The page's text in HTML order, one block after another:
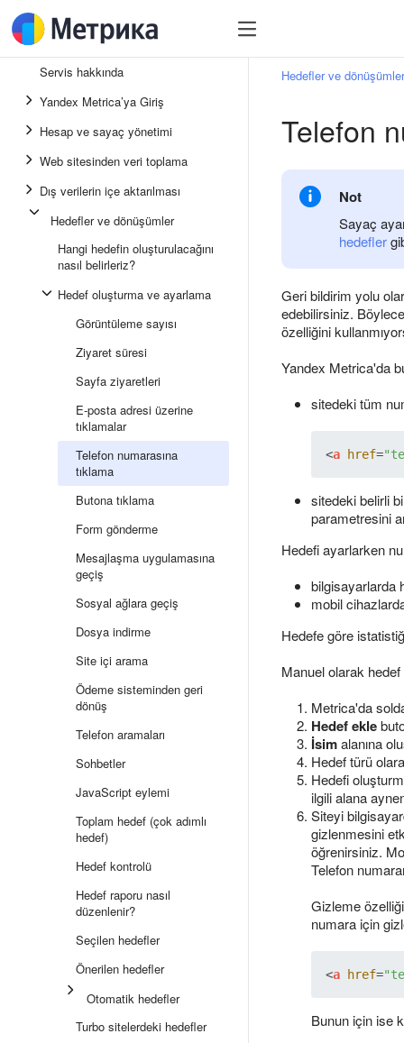
Servis hakkında
Yandex Metrica’ya Giriş
Hesap ve sayaç yönetimi
Web sitesinden veri toplama
Dış verilerin içe aktarılması
Hedefler ve dönüşümler
Hangi hedefin oluşturulacağını
nasıl belirleriz?
Hedef oluşturma ve ayarlama
Görüntüleme sayısı
Ziyaret süresi
Sayfa ziyaretleri
E-posta adresi üzerine
tıklamalar
Telefon numarasına
tıklama
Butona tıklama
Form gönderme
Mesajlaşma uygulamasına
geçiş
Sosyal ağlara geçiş
Dosya indirme
Site içi arama
Ödeme sisteminden geri
dönüş
Telefon aramaları
Sohbetler
JavaScript eylemi
Toplam hedef (çok adımlı
hedef)
Hedef kontrolü
Hedef raporu nasıl
düzenlenir?
Seçilen hedefler
Önerilen hedefler
Otomatik hedefler
Turbo sitelerdeki hedefler
Hedefler ve dönüşümler
Telefon
Not
Sayaç
hedefler
Geri bildirim yolu
edebilirsiniz.
özelliğini
Yandex Metrica'da
sitedeki tüm
<a href=
sitedeki belirli
parametresini
Hedefi ayarlarken
bilgisayarlarda
mobil
Hedefe göre
Manuel olarak
Metrica'da
Hedef ekle
İsimalanına
Hedef türü
Hedefi
ilgili alana
Siteyi
gizlenmesini
öğrenirsiniz.
Telefon
Gizleme
numara için
<a href=
Bunun için ise